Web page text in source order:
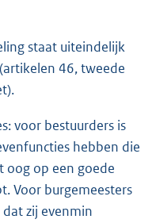
staat uiteindelijk
46, tweede
voor bestuurders is
hebben die
oog op een goede
Voor burgemeesters
zij evenmin